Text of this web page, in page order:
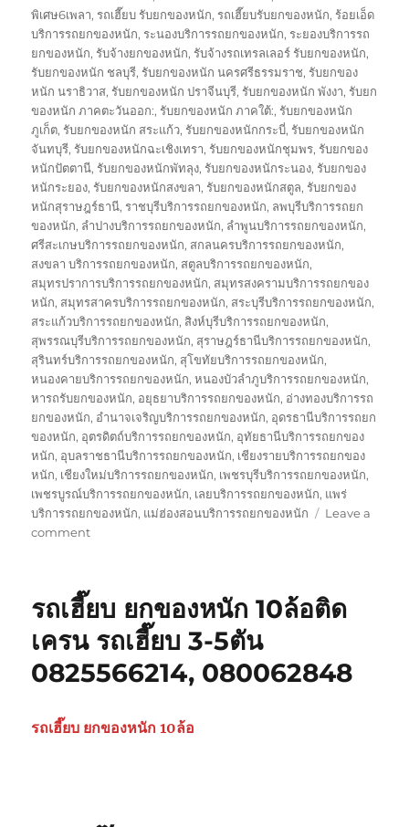
พิเศษ6เพลา,รถเฮี๊ยบ รับยกของหนัก,รถเฮี๊ยบรับยกของหนัก,ร้อยเอ็ด
บริการรถยกของหนัก,ระนองบริการรถยกของหนัก,ระยองบริการรถ
ยกของหนัก,รับจ้างยกของหนัก,รับจ้างรถเทรลเลอร์ รับยกของหนัก,
รับยกของหนัก ชลบุรี,รับยกของหนัก นครศรีธรรมราช,รับยกของ
หนัก นราธิวาส,รับยกของหนัก ปราจีนบุรี,รับยกของหนัก พังงา,รับยก
ของหนัก ภาคตะวันออก:,รับยกของหนัก ภาคใต้:,รับยกของหนัก
ภูเก็ต,รับยกของหนัก สระแก้ว,รับยกของหนักกระบี่,รับยกของหนัก
จันทบุรี,รับยกของหนักฉะเชิงเทรา,รับยกของหนักชุมพร,รับยกของ
หนักปัตตานี,รับยกของหนักพัทลุง,รับยกของหนักระนอง,รับยกของ
หนักระยอง,รับยกของหนักสงขลา,รับยกของหนักสตูล,รับยกของ
หนักสุราษฎร์ธานี,ราชบุรีบริการรถยกของหนัก, ลพบุรีบริการรถยก
ของหนัก, ลำปางบริการรถยกของหนัก, ลำพูนบริการรถยกของหนัก,
ศรีสะเกษบริการรถยกของหนัก, สกลนครบริการรถยกของหนัก,
สงขลา บริการรถยกของหนัก, สตูลบริการรถยกของหนัก,
สมุทรปราการบริการรถยกของหนัก, สมุทรสงครามบริการรถยกของ
หนัก, สมุทรสาครบริการรถยกของหนัก, สระบุรีบริการรถยกของหนัก,
สระแก้วบริการรถยกของหนัก, สิงห์บุรีบริการรถยกของหนัก,
สุพรรณบุรีบริการรถยกของหนัก, สุราษฎร์ธานีบริการรถยกของหนัก,
สุรินทร์บริการรถยกของหนัก, สุโขทัยบริการรถยกของหนัก,
หนองคายบริการรถยกของหนัก,หนองบัวลำภูบริการรถยกของหนัก,
หารถรับยกของหนัก, อยุธยาบริการรถยกของหนัก, อ่างทองบริการรถ
ยกของหนัก, อำนาจเจริญบริการรถยกของหนัก, อุดรธานีบริการรถยก
ของหนัก, อุตรดิตถ์บริการรถยกของหนัก, อุทัยธานีบริการรถยกของ
หนัก, อุบลราชธานีบริการรถยกของหนัก, เชียงรายบริการรถยกของ
หนัก, เชียงใหม่บริการรถยกของหนัก, เพชรบุรีบริการรถยกของหนัก,
เพชรบูรณ์บริการรถยกของหนัก, เลยบริการรถยกของหนัก, แพร่
บริการรถยกของหนัก, แม่ฮ่องสอนบริการรถยกของหนัก
Leave a
commenton
ยก
ของ
10ล้อ
บรรทุก
ติด
รถ
รถเฮี๊ยบ ยกของหนัก 10ล้อติด
เครน รถเฮี๊ยบ 3-5ตัน
0825566214, 080062848
รถเฮี๊ยบ ยกของหนัก 10ล้อ